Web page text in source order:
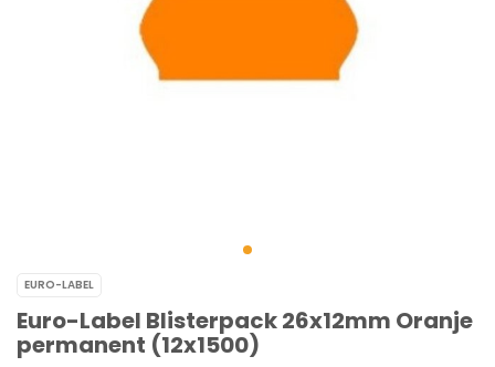
EURO-LABEL
Euro-Label Blisterpack 26x12mm Oranje
permanent (12x1500)